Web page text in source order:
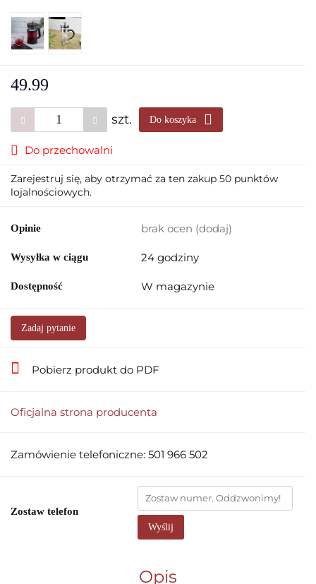
49.99
szt. Do koszyka
Do przechowalni
Zarejestruj się, aby otrzymać za ten zakup 50 punktów
lojalnościowych.
Opinie brak ocen (dodaj)
Wysyłka w ciągu 24 godziny
Dostępność W magazynie
Zadaj pytanie
Pobierz produkt do PDF
Oficjalna strona producenta
Zamówienie telefoniczne: 501 966 502
Zostaw telefon
Wyślij
Opis